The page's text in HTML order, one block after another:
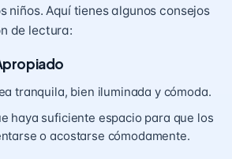
niños. Aquí tienes algunos consejos
de lectura:
tranquila, bien iluminada y cómoda.
haya suficiente espacio para que los
o acostarse cómodamente.